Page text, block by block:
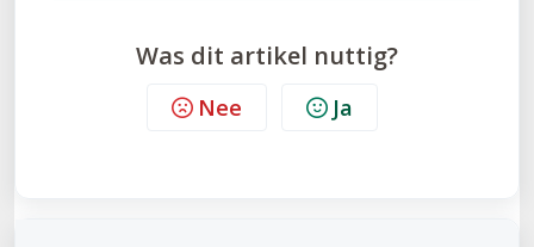
Was dit artikel nuttig?
Nee Ja